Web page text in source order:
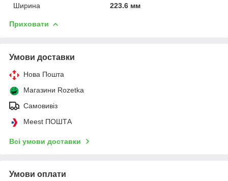
Ширина
223.6 мм
Приховати
Умови доставки
Нова Пошта
Магазини Rozetka
Самовивіз
Meest ПОШТА
Всі умови доставки
Умови оплати